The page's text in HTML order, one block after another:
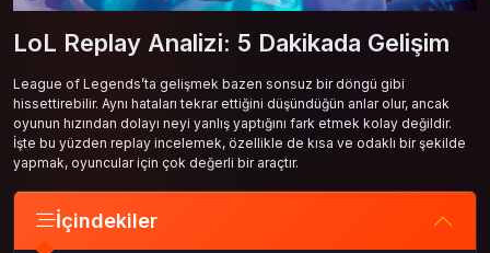
LoL Replay Analizi: 5 Dakikada Gelişim
League of Legends’ta gelişmek bazen sonsuz bir döngü gibi
hissettirebilir. Aynı hataları tekrar ettiğini düşündüğün anlar olur, ancak
oyunun hızından dolayı neyi yanlış yaptığını fark etmek kolay değildir.
İşte bu yüzden replay incelemek, özellikle de kısa ve odaklı bir şekilde
yapmak, oyuncular için çok değerli bir araçtır.
İçindekiler